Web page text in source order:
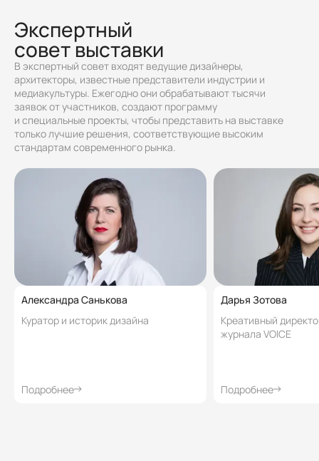
Экспертный
совет выставки
В экспертный совет входят ведущие дизайнеры,
архитекторы, известные представители индустрии и
медиакультуры. Ежегодно они обрабатывают тысячи
заявок от участников, создают программу
и специальные проекты, чтобы представить на выставке
только лучшие решения, соответствующие высоким
стандартам современного рынка.
Александра Санькова
Куратор и историк дизайна
Подробнее
Дарья Зотова
Креативный
журнала VOICE
Подробнее